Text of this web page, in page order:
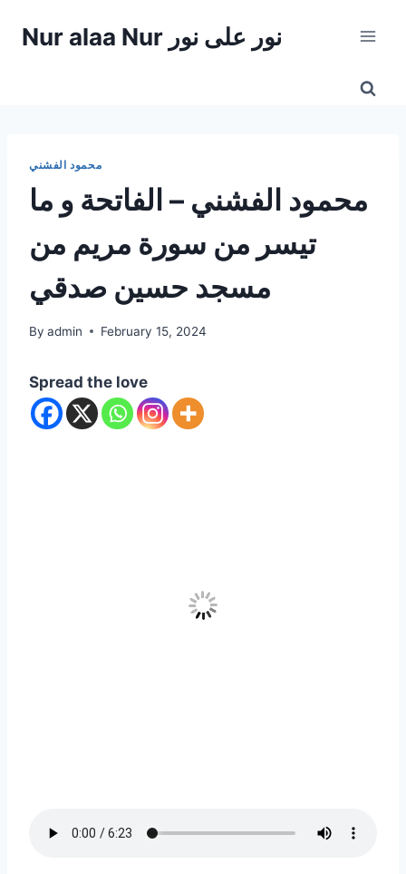
Nur alaa Nur نور على نور
محمود الفشني
محمود الفشني – الفاتحة و ما
تيسر من سورة مريم من
مسجد حسين صدقي
By admin February 15, 2024
Spread the love